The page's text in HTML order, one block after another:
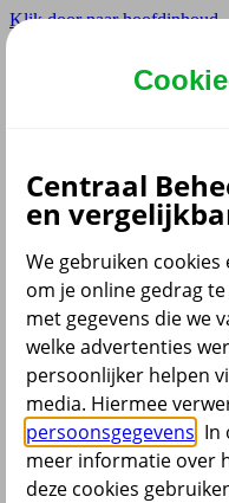
Klik door naar hoofdinhoud
Hoofdmenu
Adviseur
Partner
Dyslexie lettertype
Aan / Uit
Cookies aanpassen
CoBrowsing
Start
Centraal
en
We gebruiken
om je online gedrag
met gegevens die we
welke advertenties
persoonlijker helpen
media. Hiermee
persoonsgegevens .
meer informatie over
deze cookies